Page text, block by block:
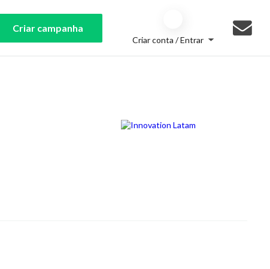
Criar campanha
Criar conta / Entrar